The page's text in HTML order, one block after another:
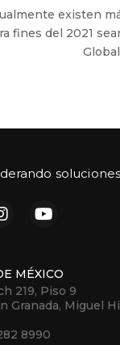
existen
fines del 2021
MÉXICO
219, Piso 9
Granada, Miguel
8990